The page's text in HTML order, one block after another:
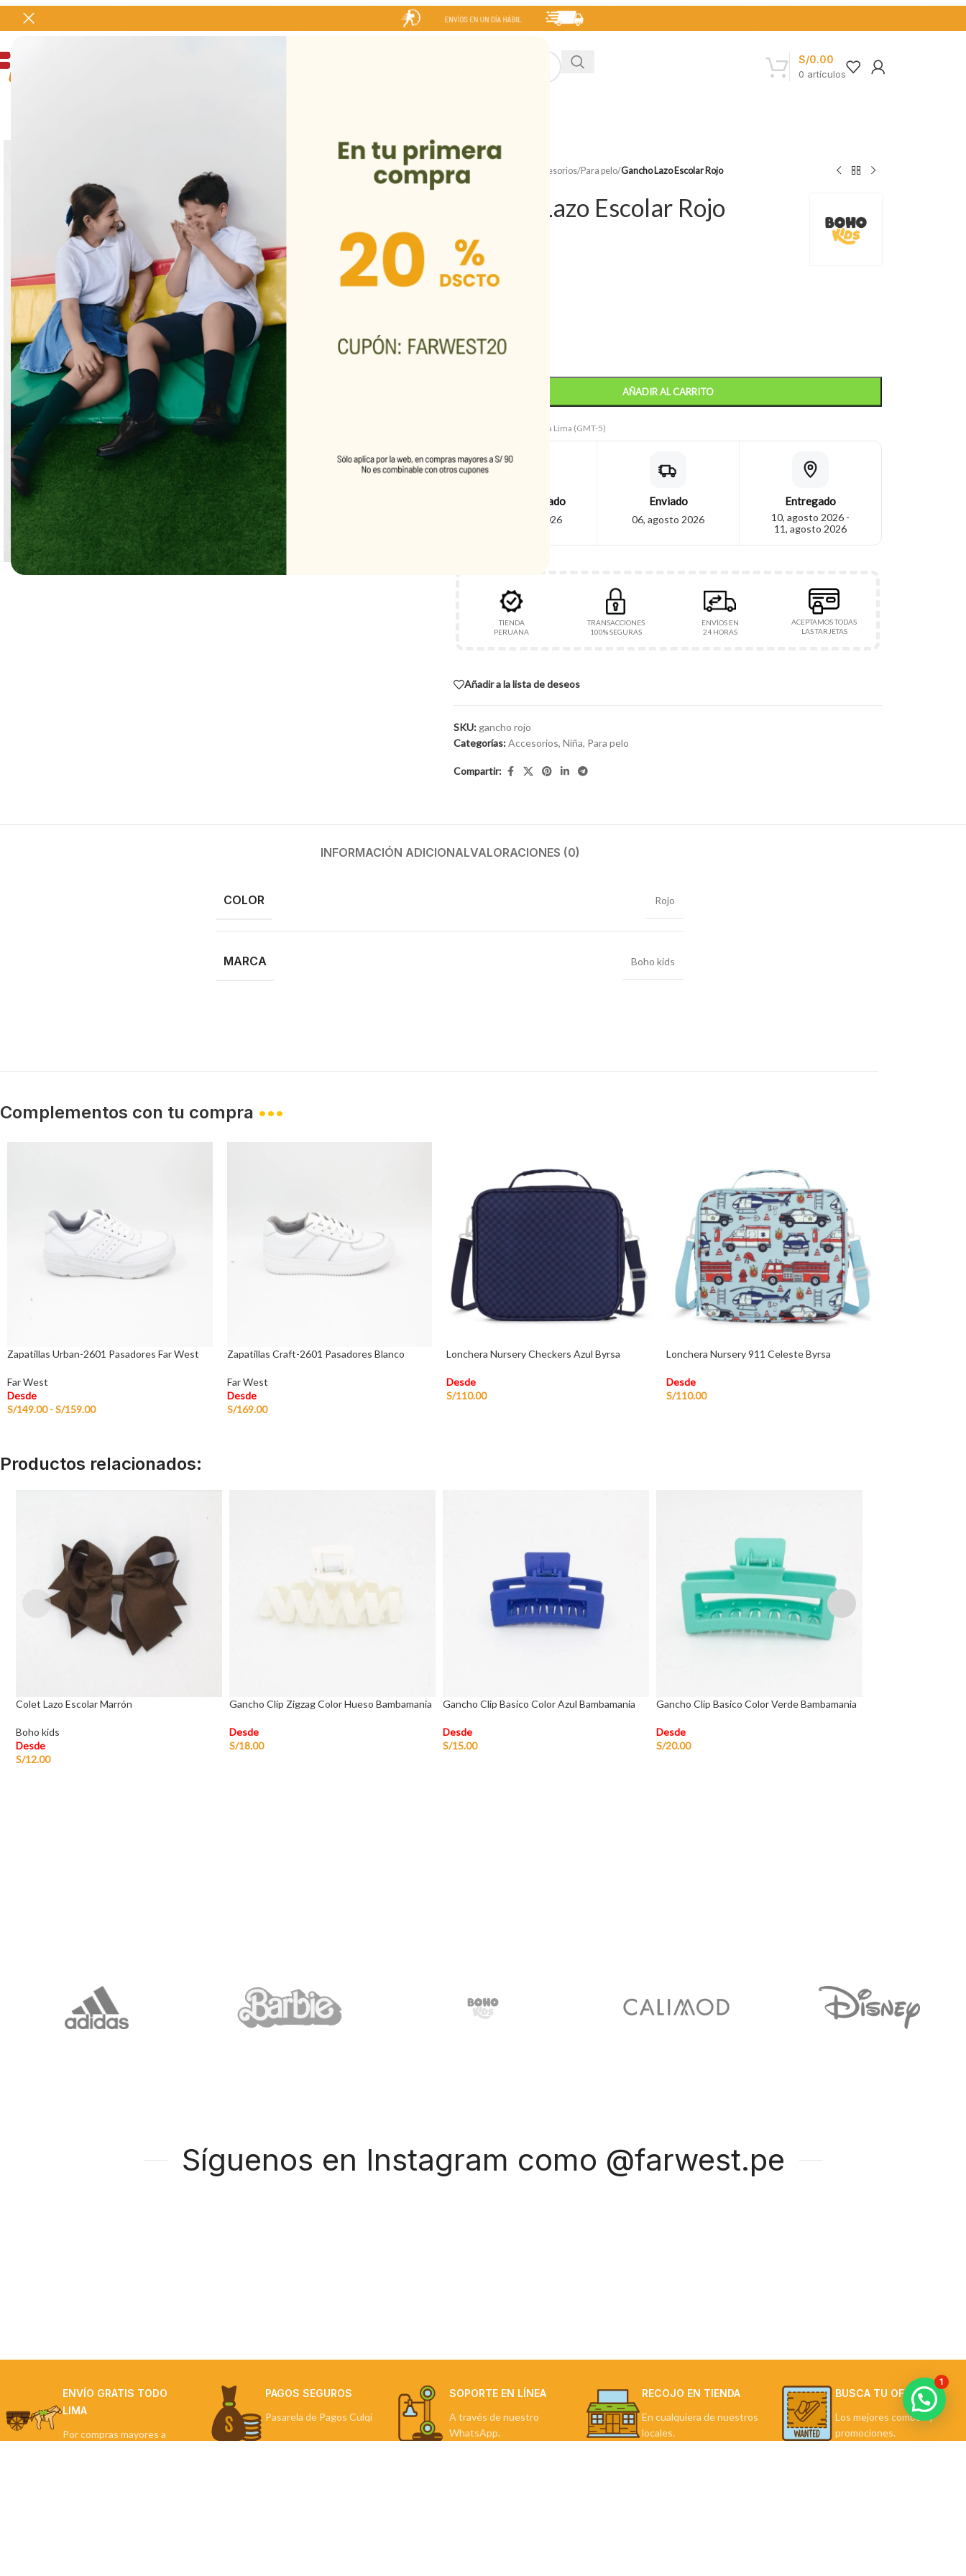
0 artículos
S/0.00
Clic para ampliar
Inicio Accesorios/Para pelo/Gancho Lazo Escolar Rojo
Gancho Lazo Escolar Rojo
Desde
S/12.00
AÑADIR AL CARRITO
Entrega estimada — Hora Lima (GMT-5)
Pedido realizado
05, agosto 2026
Enviado
06, agosto 2026
Entregado
10, agosto 2026 -
11, agosto 2026
TIENDA
PERUANA
TRANSACCIONES
100% SEGURAS
ENVÍOS EN
24 HORAS
ACEPTAMOS TODAS
LAS TARJETAS
Añadir a la lista de deseos
SKU: gancho rojo
Categorías:Accesorios, Niña, Para pelo
Compartir:
INFORMACIÓN ADICIONALVALORACIONES (0)
COLOR Rojo
MARCA Boho kids
Complementos con tu compra •••
Zapatillas Urban-2601 Pasadores Far West
Far West
Desde
S/149.00 -S/159.00
Zapatillas Craft-2601 Pasadores Blanco
Far West
Desde
S/169.00
Lonchera Nursery Checkers Azul Byrsa
Desde
S/110.00
Lonchera Nursery 911 Celeste Byrsa
Desde
S/110.00
Productos relacionados:
Colet Lazo Escolar Marrón
Boho kids
Desde
S/12.00
Gancho Clip Zigzag Color Hueso Bambamania
Desde
S/18.00
Gancho Clip Basico Color Azul Bambamania
Desde
S/15.00
Gancho Clip Basico Color Verde Bambamania
Desde
S/20.00
Síguenos en Instagram como @farwest.pe
ENVÍO GRATIS TODO
LIMA
Por compras mayores a
PAGOS SEGUROS
Pasarela de Pagos Culqi
SOPORTE EN LÍNEA
A través de nuestro
WhatsApp.
RECOJO EN TIENDA
En cualquiera de nuestros
locales.
BUSCA TU OFERTA
Los mejores combos y
promociones.
1